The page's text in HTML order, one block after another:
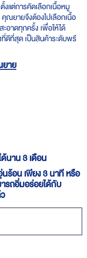
แต่การคัดเลือกเนื้อหมู
ณยายจึงต้องไปเลือกเนื้อ
อาดทุกครั้ง เพื่อให้ได้
ดีที่สุด เป็นสินค้าระดับพรี
าย
นาน 3 เดือน
นร้อน เพียง 3 นาที หรือ
รถอิ่มอร่อยได้กับ